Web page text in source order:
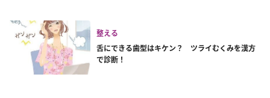
整える
舌にできる歯型はキケン？ ツライむくみを漢方
で診断！